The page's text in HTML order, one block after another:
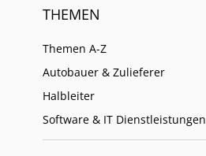
THEMEN
Themen A-Z
Autobauer & Zulieferer
Halbleiter
Software & IT Dienstleistungen